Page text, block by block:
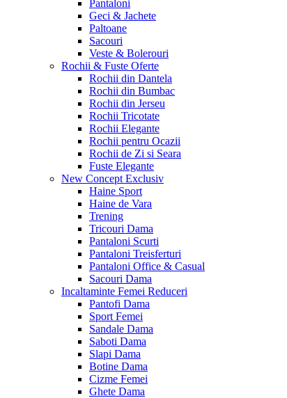
Pantaloni
Geci & Jachete
Paltoane
Sacouri
Veste & Bolerouri
Rochii & Fuste Oferte
Rochii din Dantela
Rochii din Bumbac
Rochii din Jerseu
Rochii Tricotate
Rochii Elegante
Rochii pentru Ocazii
Rochii de Zi si Seara
Fuste Elegante
New Concept Exclusiv
Haine Sport
Haine de Vara
Trening
Tricouri Dama
Pantaloni Scurti
Pantaloni Treisferturi
Pantaloni Office & Casual
Sacouri Dama
Incaltaminte Femei Reduceri
Pantofi Dama
Sport Femei
Sandale Dama
Saboti Dama
Slapi Dama
Botine Dama
Cizme Femei
Ghete Dama